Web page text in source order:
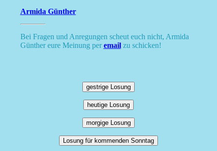
Armida Günther
Bei Fragen und Anregungen scheut euch nicht, Armida
Günther eure Meinung peremailzu schicken!
gestrige Losung
heutige Losung
morgige Losung
Losung für kommenden Sonntag